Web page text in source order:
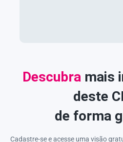
Descubramais
deste
de forma
Cadastre-se e acesse uma visão